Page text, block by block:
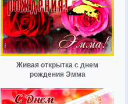
Живая открытка с днем
рождения Эмма